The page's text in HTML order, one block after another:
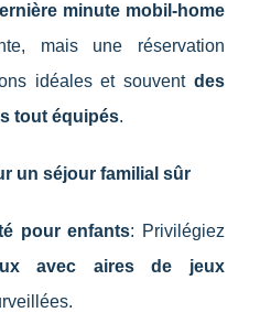
minute mobil-home
mais une réservation
idéales et souvent des
tout équipés.
un séjour familial sûr
pour enfants: Privilégiez
avec aires de jeux